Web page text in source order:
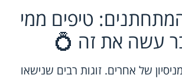
טיפים ממי
עשה את זה 💍
של אחרים. זוגות רבים שנישאו